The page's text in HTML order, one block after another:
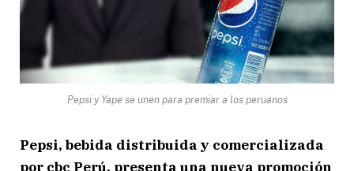
Pepsi y Yape se unen para premiar a los peruanos
Pepsi, bebida distribuida y comercializada
por cbc Perú, presenta una nueva promoción